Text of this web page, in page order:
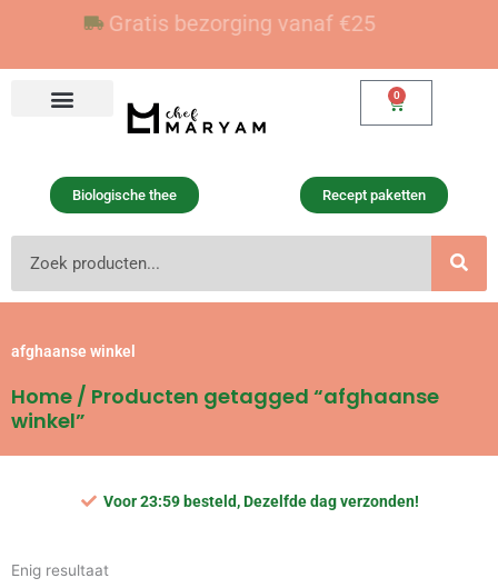
Gratis bezorging vanaf €25
Voor 23:59 besteld, vandaag verzonden
0
Winkelwagen
Biologische thee Recept paketten
afghaanse winkel
Home / Producten getagged “afghaanse
winkel”
Voor 23:59 besteld, Dezelfde dag verzonden!
Enig resultaat